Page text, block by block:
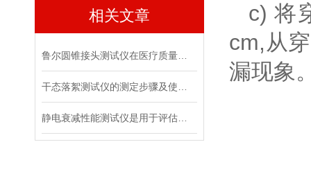
相关文章
c)将
cm, 从
漏现象